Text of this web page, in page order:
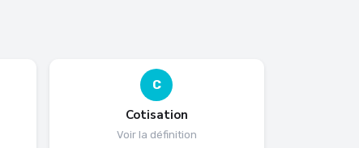
C
Cotisation
Voir la définition